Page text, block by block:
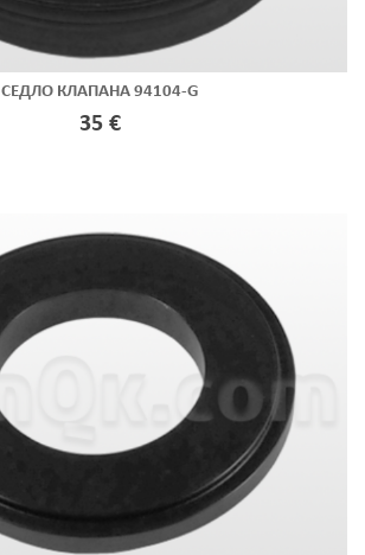
СЕДЛО КЛАПАНА 94104-G
35 €